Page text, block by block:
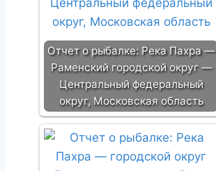
Отчет о рыбалке: Река Пахра —
Раменский городской округ —
Центральный федеральный
округ, Московская область